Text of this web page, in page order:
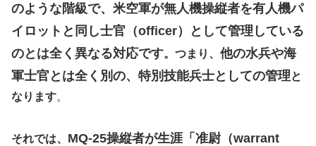
のような階級で、米空軍が無人機操縦者を有人機パ
イロットと同し士官（officer）として管理している
のとは全く異なる対応です。つまり、 他の水兵や海
軍士官とは全く別の、特別技能兵士としての管理と
なります。
それでは、 MQ-25操縦者が生涯「准尉（warrant